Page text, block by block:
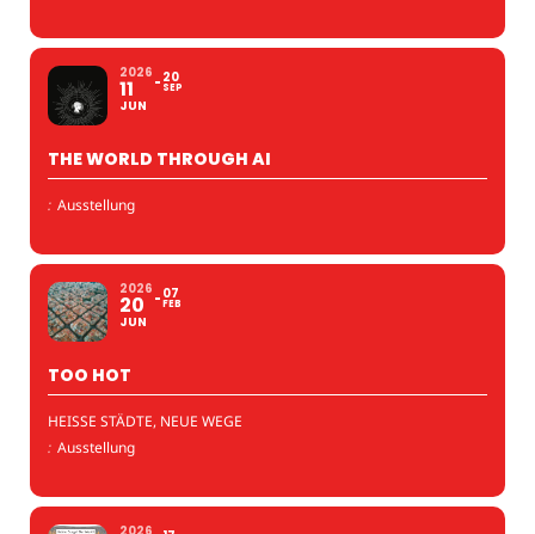
2026
11
JUN
20
SEP
THE WORLD THROUGH AI
: Ausstellung
2026
20
JUN
07
FEB
TOO HOT
HEISSE STÄDTE, NEUE WEGE
: Ausstellung